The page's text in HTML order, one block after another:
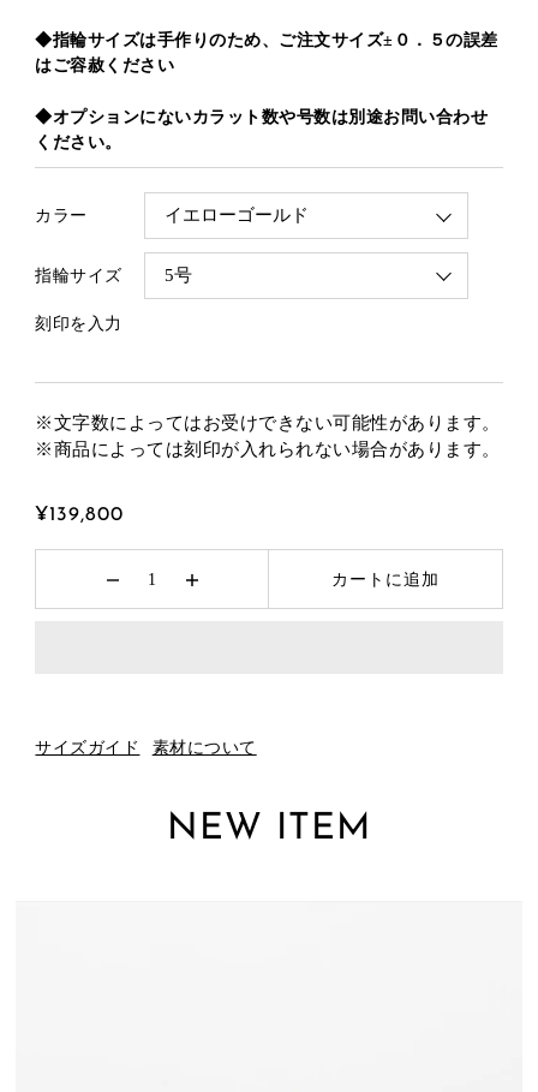
◆指輪サイズは手作りのため、ご注文サイズ±０．５の誤差
はご容赦ください
◆オプションにないカラット数や号数は別途お問い合わせ
ください。
カラー
指輪サイズ
刻印を入力
※文字数によってはお受けできない可能性があります。
※商品によっては刻印が入れられない場合があります。
¥139,800
カートに追加
サイズガイド 素材について
NEW ITEM